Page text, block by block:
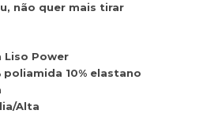
não quer mais tirar
Liso Power
poliamida 10% elastano
Alta